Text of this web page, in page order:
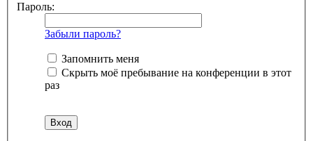
Пароль:
Забыли пароль?
Запомнить меня
Скрыть моё пребывание на конференции в этот
раз